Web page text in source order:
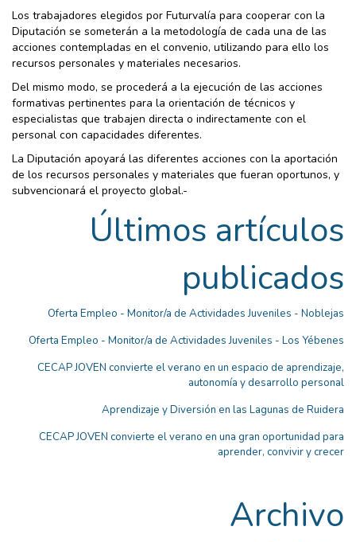
Los trabajadores elegidos por Futurvalía para cooperar con la
Diputación se someterán a la metodología de cada una de las
acciones contempladas en el convenio, utilizando para ello los
recursos personales y materiales necesarios.
Del mismo modo, se procederá a la ejecución de las acciones
formativas pertinentes para la orientación de técnicos y
especialistas que trabajen directa o indirectamente con el
personal con capacidades diferentes.
La Diputación apoyará las diferentes acciones con la aportación
de los recursos personales y materiales que fueran oportunos, y
subvencionará el proyecto global.-
Últimos artículos
publicados
Oferta Empleo - Monitor/a de Actividades Juveniles - Noblejas
Oferta Empleo - Monitor/a de Actividades Juveniles - Los Yébenes
CECAP JOVEN convierte el verano en un espacio de aprendizaje,
autonomía y desarrollo personal
Aprendizaje y Diversión en las Lagunas de Ruidera
CECAP JOVEN convierte el verano en una gran oportunidad para
aprender, convivir y crecer
Archivo